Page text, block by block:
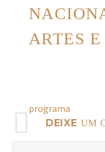
ARTES
programa
DEIXE UM